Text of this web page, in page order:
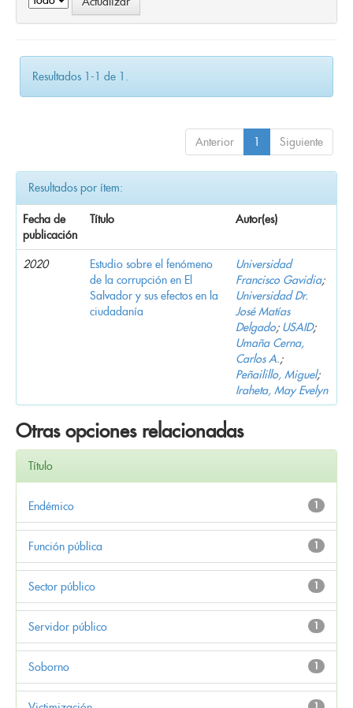
Resultados 1-1 de 1.
Anterior 1 Siguiente
Resultados por ítem:
Fecha de
publicación
Título Autor(es)
2020
Estudio sobre el fenómeno
de la corrupción en El
Salvador y sus efectos en la
ciudadanía
Universidad
Francisco Gavidia;
Universidad Dr.
José Matías
Delgado; USAID;
Umaña Cerna,
Carlos A.;
Peñailillo, Miguel;
Iraheta, May Evelyn
Otras opciones relacionadas
Título
1
Endémico
1
Función pública
1
Sector público
1
Servidor público
1
Soborno